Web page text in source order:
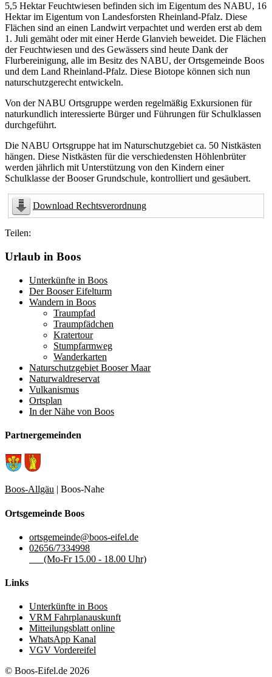
5,5 Hektar Feuchtwiesen befinden sich im Eigentum des NABU, 16
Hektar im Eigentum von Landesforsten Rheinland-Pfalz. Diese
Flächen sind an einen Landwirt verpachtet und werden erst ab dem
1. Juli gemäht oder mit einer Herde Glanvieh beweidet. Die Flächen
der Feuchtwiesen und des Gewässers sind heute Dank der
Flurbereinigung, alle im Besitz des NABU, der Ortsgemeinde Boos
und dem Land Rheinland-Pfalz. Diese Biotope können sich nun
naturschutzgerecht entwickeln.
Von der NABU Ortsgruppe werden regelmäßig Exkursionen für
naturkundlich interessierte Bürger und Führungen für Schulklassen
durchgeführt.
Die NABU Ortsgruppe hat im Naturschutzgebiet ca. 50 Nistkästen
hängen. Diese Nistkästen für die verschiedensten Höhlenbrüter
werden jährlich mit Unterstützung von den Kindern einer
Schulklasse der Booser Grundschule, kontrolliert und gesäubert.
Download Rechtsverordnung
Teilen:
Urlaub in Boos
Unterkünfte in Boos
Der Booser Eifelturm
Wandern in Boos
Traumpfad
Traumpfädchen
Kratertour
Stumpfarmweg
Wanderkarten
Naturschutzgebiet Booser Maar
Naturwaldreservat
Vulkanismus
Ortsplan
In der Nähe von Boos
Partnergemeinden
Boos-Allgäu | Boos-Nahe
Ortsgemeinde Boos
ortsgemeinde@boos-eifel.de
02656/7334998
(Mo-Fr 15.00 - 18.00 Uhr)
Links
Unterkünfte in Boos
VRM Fahrplanauskunft
Mitteilungsblatt online
WhatsApp Kanal
VGV Vordereifel
© Boos-Eifel.de 2026